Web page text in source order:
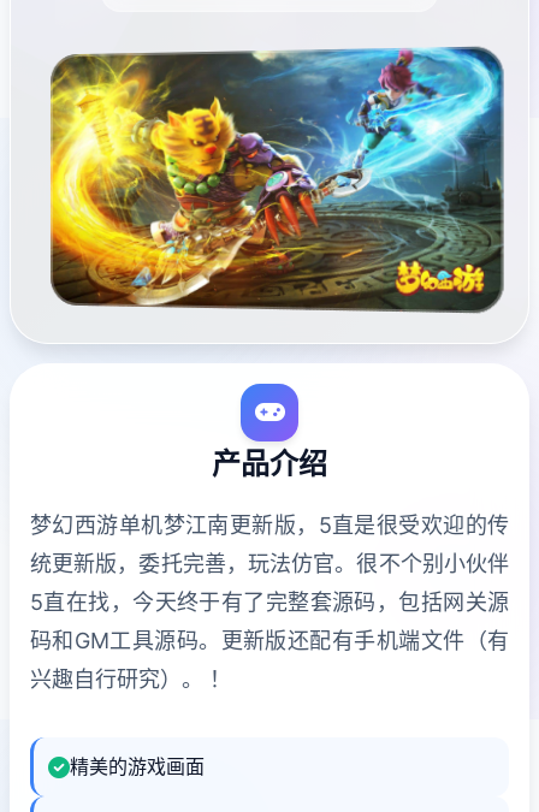
产品介绍
梦幻西游单机梦江南更新版，5直是很受欢迎的传
统更新版，委托完善，玩法仿官。很不个别小伙伴
5直在找，今天终于有了完整套源码，包括网关源
码和GM工具源码。更新版还配有手机端文件（有
兴趣自行研究）。 ！
精美的游戏画面